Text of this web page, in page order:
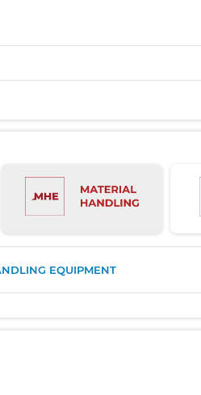
EQUIPMENT